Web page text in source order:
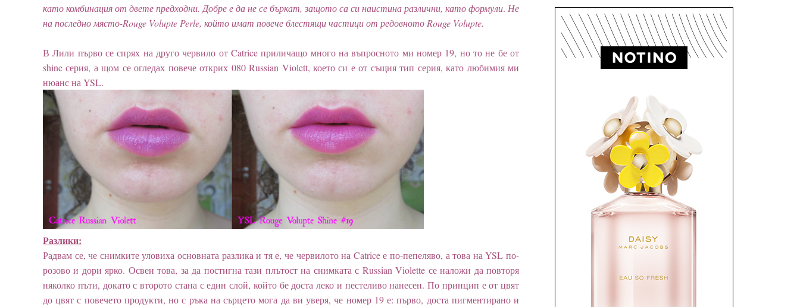
като комбинация от двете предходни. Добре е да не се бъркат, защото са си наистина различни, като формули. Не
на последно място-Rouge Volupte Perle, който имат повече блестящи частици от редовното Rouge Volupte.
В Лили първо се спрях на друго червило от Catrice приличащо много на въпросното ми номер 19, но то не бе от
shine серия, а щом се огледах повече открих 080 Russian Violett, което си е от същия тип серия, като любимия ми
нюанс на YSL.
Разлики:
Радвам се, че снимките уловиха основната разлика и тя е, че червилото на Catrice е по-пепеляво, а това на YSL по-
розово и дори ярко. Освен това, за да постигна тази плътост на снимката с Russian Violette се наложи да повторя
няколко пъти, докато с второто стана с един слой, който бе доста леко и пестеливо нанесен. По принцип е от цвят
до цвят с повечето продукти, но с ръка на сърцето мога да ви уверя, че номер 19 е: първо, доста пигментирано и